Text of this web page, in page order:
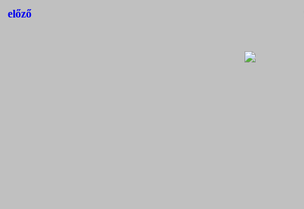
előző